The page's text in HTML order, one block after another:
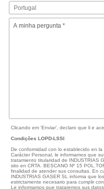
Clicando em 'Enviar', declaro que li e
Condições LOPD-LSSI
De conformidad con lo establecido en
Carácter Personal, le informamos que
tratamiento titularidad de INDUSTRIAS
sito en CRTA. BESCANO Nº 15
finalidad de atender sus consultas. En
INDUSTRIAS GASER SL informa que
estrictamente necesario para cumplir
Le informamos que trataremos sus